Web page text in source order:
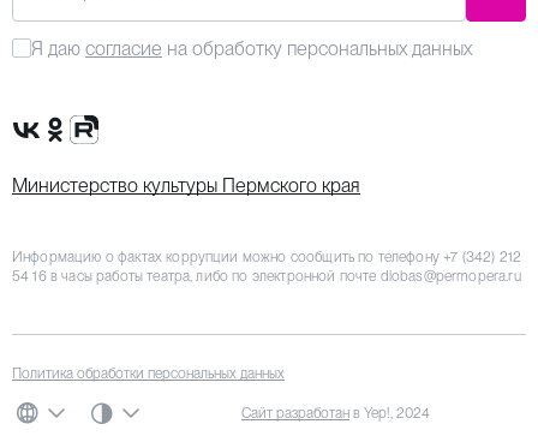
Я даю согласие на обработку персональных данных
Сообщество VK
Группа в одноклассниках
Канал Rutube
Министерство культуры Пермского края
Информацию о фактах коррупции можно сообщить по телефону+7 (342) 212
54 16в часы работы театра, либо по электронной почте dlobas@permopera.ru
Политика обработки персональных данных
ЯЗЫК СИСТЕМНАЯ ТЕМА
ЦВЕТОВАЯ СХЕМАСайт разработан в Yep!, 2024